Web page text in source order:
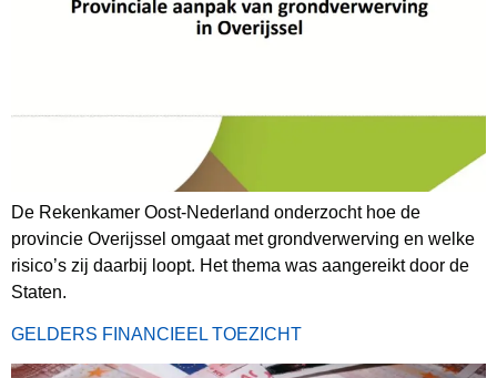
De Rekenkamer Oost-Nederland onderzocht hoe de
provincie Overijssel omgaat met grondverwerving en welke
risico’s zij daarbij loopt. Het thema was aangereikt door de
Staten.
GELDERS FINANCIEEL TOEZICHT